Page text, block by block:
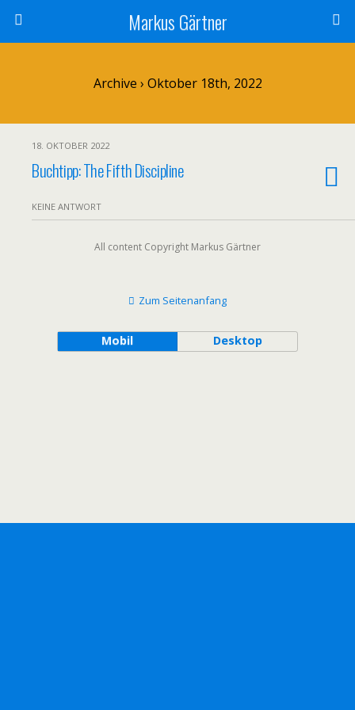
Markus Gärtner
Archive › Oktober 18th, 2022
18. OKTOBER 2022
Buchtipp: The Fifth Discipline
KEINE ANTWORT
All content Copyright Markus Gärtner
Zum Seitenanfang
Mobil Desktop